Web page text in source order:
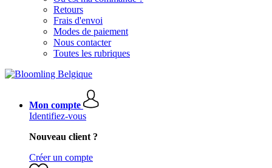
Retours
Frais d'envoi
Modes de paiement
Nous contacter
Toutes les rubriques
Mon compte
Identifiez-vous
Nouveau client ?
Créer un compte